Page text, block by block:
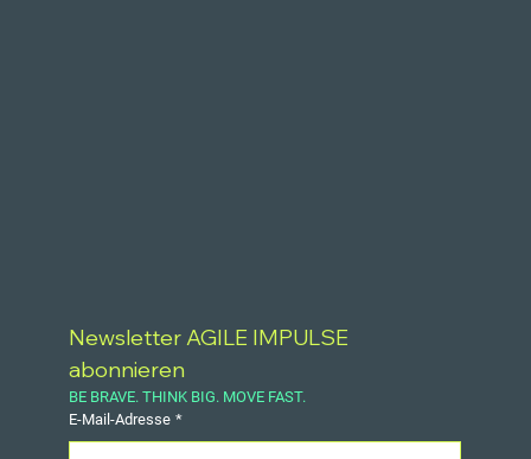
Newsletter AGILE IMPULSE
abonnieren
BE BRAVE. THINK BIG. MOVE FAST.
E-Mail-Adresse *